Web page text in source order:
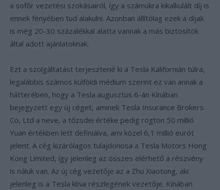
a sofőr vezetési szokásairól, így a számukra kikalkulált díj is
ennek fényében tud alakulni. Azonban állítólag ezek a díjak
is még 20-30 százalékkal alatta vannak a más biztosítók
által adott ajánlatoknak.
Ezt a szolgáltatást terjesztené ki a Tesla Kalifornián túlra,
legalábbis számos külföldi médium szerint ez van annak a
hátterében, hogy a Tesla augusztus 6-án Kínában
bejegyzett egy új céget, aminek Tesla Insurance Brokers
Co, Ltd a neve, a tőzsdei értéke pedig rögtön 50 millió
Yuan értékben lett definiálva, ami közel 6,1 millió eurót
jelent. A cég kizárólagos tulajdonosa a Tesla Motors Hong
Kong Limited, így jelenleg az összes elérhető a részvény
is náluk van. Az új cég vezetője az a Zhu Xiaotong, aki
jelenleg is a Tesla kínai részlegének vezetője. Kínában